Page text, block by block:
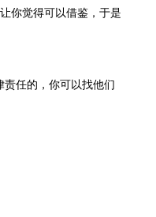
你觉得可以借鉴，于是
任的，你可以找他们